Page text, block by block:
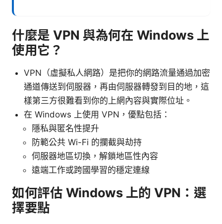
什麼是 VPN 與為何在 Windows 上
使用它？
VPN（虛擬私人網路）是把你的網路流量通過加密
通道傳送到伺服器，再由伺服器轉發到目的地，這
樣第三方很難看到你的上網內容與實際位址。
在 Windows 上使用 VPN，優點包括：
隱私與匿名性提升
防範公共 Wi-Fi 的攔截與劫持
伺服器地區切換，解鎖地區性內容
遠端工作或跨國學習的穩定連線
如何評估 Windows 上的 VPN：選
擇要點